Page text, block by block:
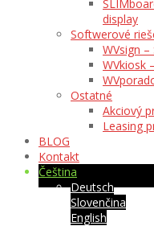
display
Softwerové
WVsign
WVkiosk
Ostatné
Akciový
Leasing
BLOG
Kontakt
Čeština
Deutsch
Slovenčina
English